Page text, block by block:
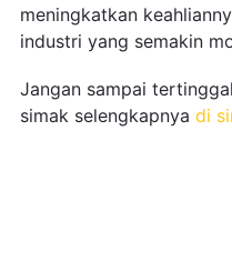
meningkatkan
industri yang semakin
Jangan sampai
simak selengkapnya di